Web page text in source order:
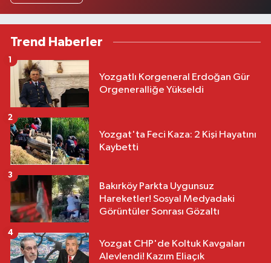
Trend Haberler
Yozgatlı Korgeneral Erdoğan Gür
Orgeneralliğe Yükseldi
1
Yozgat'ta Feci Kaza: 2 Kişi Hayatını
Kaybetti
2
Bakırköy Parkta Uygunsuz
Hareketler! Sosyal Medyadaki
Görüntüler Sonrası Gözaltı
3
Yozgat CHP'de Koltuk Kavgaları
Alevlendi! Kazım Eliaçık
4